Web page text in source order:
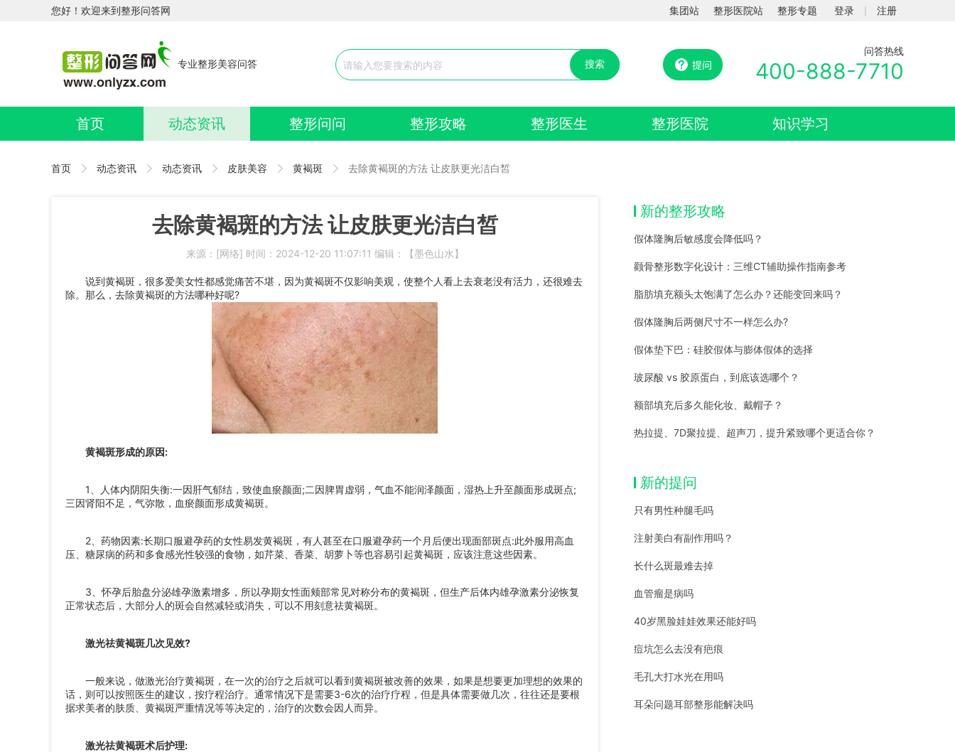
您好！欢迎来到整形问答网 集团站 整形医院站 整形专题 登录 注册
专业整形美容问答 搜索
问答热线
400-888-7710
首页 动态资讯 整形问问 整形攻略 整形医生 整形医院 知识学习
首页 动态资讯 动态资讯 皮肤美容 黄褐斑 去除黄褐斑的方法 让皮肤更光洁白皙
去除黄褐斑的方法 让皮肤更光洁白皙
来源：[网络] 时间：2024-12-20 11:07:11 编辑：【墨色山水】
说到黄褐斑，很多爱美女性都感觉痛苦不堪，因为黄褐斑不仅影响美观，使整个人看上去衰老没有活力，还很难去
除。那么，去除黄褐斑的方法哪种好呢?
黄褐斑形成的原因:
1、人体内阴阳失衡:一因肝气郁结，致使血瘀颜面;二因脾胃虚弱，气血不能润泽颜面，湿热上升至颜面形成斑点;
三因肾阳不足，气弥散，血瘀颜面形成黄褐斑。
2、药物因素:长期口服避孕药的女性易发黄褐斑，有人甚至在口服避孕药一个月后便出现面部斑点:此外服用高血
压、糖尿病的药和多食感光性较强的食物，如芹菜、香菜、胡萝卜等也容易引起黄褐斑，应该注意这些因素。
3、怀孕后胎盘分泌雄孕激素增多，所以孕期女性面颊部常见对称分布的黄褐斑，但生产后体内雄孕激素分泌恢复
正常状态后，大部分人的斑会自然减轻或消失，可以不用刻意祛黄褐斑。
激光祛黄褐斑几次见效?
一般来说，做激光治疗黄褐斑，在一次的治疗之后就可以看到黄褐斑被改善的效果，如果是想要更加理想的效果的
话，则可以按照医生的建议，按疗程治疗。通常情况下是需要3-6次的治疗疗程，但是具体需要做几次，往往还是要根
据求美者的肤质、黄褐斑严重情况等等决定的，治疗的次数会因人而异。
激光祛黄褐斑术后护理:
新的整形攻略
假体隆胸后敏感度会降低吗？
颧骨整形数字化设计：三维CT辅助操作指南参考
脂肪填充额头太饱满了怎么办？还能变回来吗？
假体隆胸后两侧尺寸不一样怎么办?
假体垫下巴：硅胶假体与膨体假体的选择
玻尿酸 vs 胶原蛋白，到底该选哪个？
额部填充后多久能化妆、戴帽子？
热拉提、7D聚拉提、超声刀，提升紧致哪个更适合你？
新的提问
只有男性种腿毛吗
注射美白有副作用吗？
长什么斑最难去掉
血管瘤是病吗
40岁黑脸娃娃效果还能好吗
痘坑怎么去没有疤痕
毛孔大打水光在用吗
耳朵问题耳部整形能解决吗